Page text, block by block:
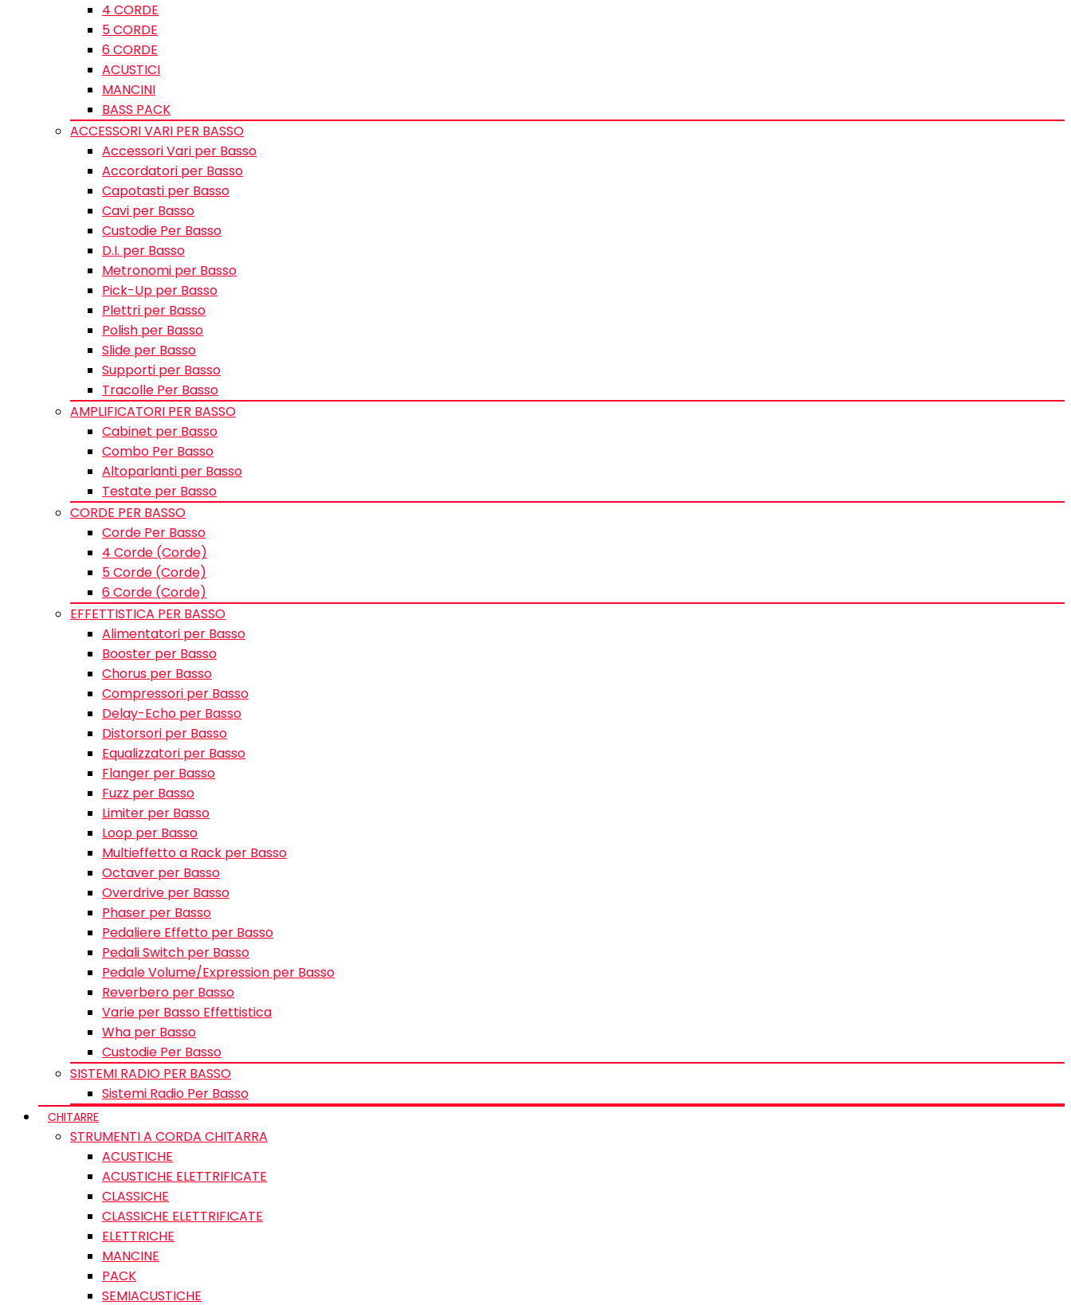
4 CORDE
5 CORDE
6 CORDE
ACUSTICI
MANCINI
BASS PACK
ACCESSORI VARI PER BASSO
Accessori Vari per Basso
Accordatori per Basso
Capotasti per Basso
Cavi per Basso
Custodie Per Basso
D.I. per Basso
Metronomi per Basso
Pick-Up per Basso
Plettri per Basso
Polish per Basso
Slide per Basso
Supporti per Basso
Tracolle Per Basso
AMPLIFICATORI PER BASSO
Cabinet per Basso
Combo Per Basso
Altoparlanti per Basso
Testate per Basso
CORDE PER BASSO
Corde Per Basso
4 Corde (Corde)
5 Corde (Corde)
6 Corde (Corde)
EFFETTISTICA PER BASSO
Alimentatori per Basso
Booster per Basso
Chorus per Basso
Compressori per Basso
Delay-Echo per Basso
Distorsori per Basso
Equalizzatori per Basso
Flanger per Basso
Fuzz per Basso
Limiter per Basso
Loop per Basso
Multieffetto a Rack per Basso
Octaver per Basso
Overdrive per Basso
Phaser per Basso
Pedaliere Effetto per Basso
Pedali Switch per Basso
Pedale Volume/Expression per Basso
Reverbero per Basso
Varie per Basso Effettistica
Wha per Basso
Custodie Per Basso
SISTEMI RADIO PER BASSO
Sistemi Radio Per Basso
CHITARRE
STRUMENTI A CORDA CHITARRA
ACUSTICHE
ACUSTICHE ELETTRIFICATE
CLASSICHE
CLASSICHE ELETTRIFICATE
ELETTRICHE
MANCINE
PACK
SEMIACUSTICHE